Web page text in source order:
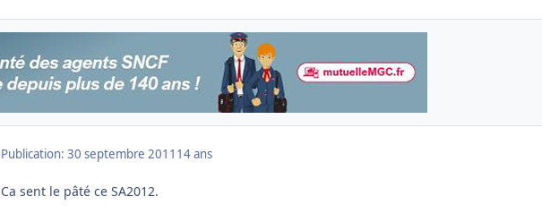
Publication: 30 septembre 2011 14 ans
Ca sent le pâté ce SA2012.